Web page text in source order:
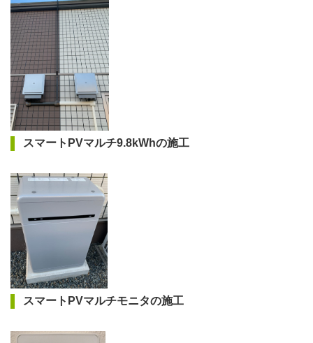
スマートPVマルチ9.8kWhの施工
スマートPVマルチモニタの施工